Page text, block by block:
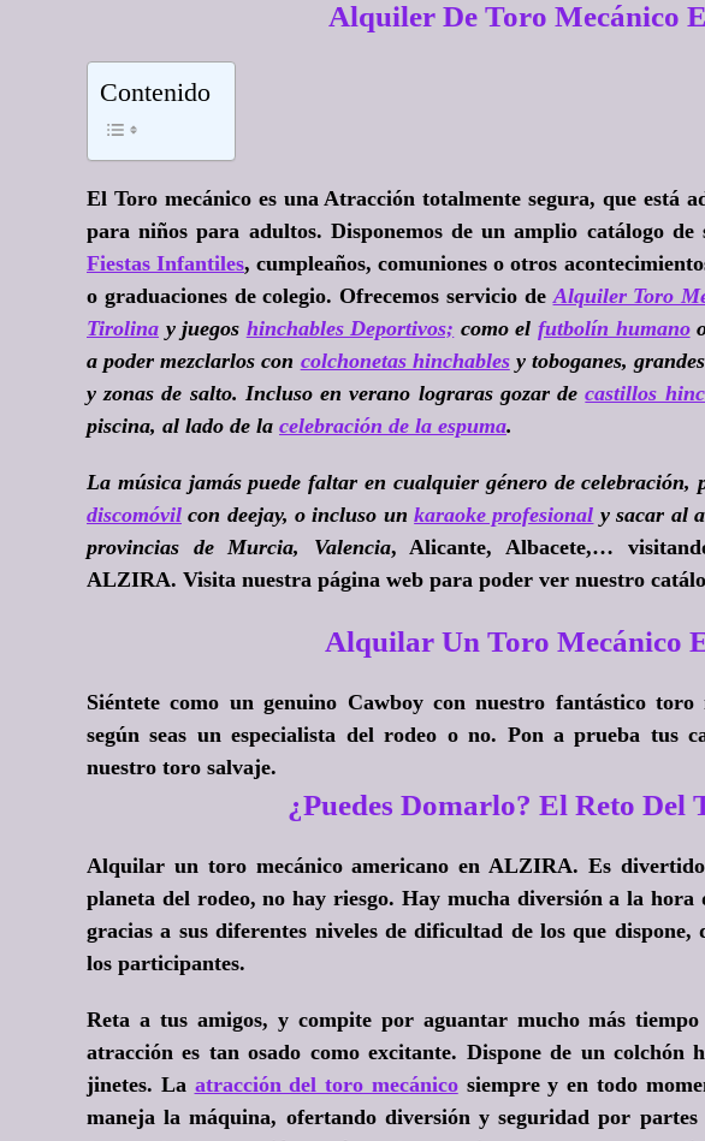
Alquiler De Toro Mecánico
Contenido
El Toro mecánico es una Atracción totalmente segura, que está
para niños para adultos. Disponemos de un amplio catálogo de
Fiestas Infantiles, cumpleaños, comuniones o otros
o graduaciones de colegio. Ofrecemos servicio de Alquiler Toro
Tirolina y juegos hinchables Deportivos; como elfutbolín humano
a poder mezclarlos con colchonetas hinchablesy toboganes,
y zonas de salto. Incluso en verano lograras gozar decastillos
piscina, al lado de la celebración de la espuma.
La música jamás puede faltar en cualquier género de celebración,
discomóvil con deejay, o incluso unkaraoke profesional y sacar al
provincias de Murcia, Valencia, Alicante, Albacete,…
ALZIRA. Visita nuestra página web para poder ver nuestro
Alquilar Un Toro Mecánico
Siéntete como un genuino Cawboy con nuestro fantástico toro
según seas un especialista del rodeo o no. Pon a prueba tus
nuestro toro salvaje.
¿Puedes Domarlo? El Reto Del
Alquilar un toro mecánico americano en ALZIRA. Es
planeta del rodeo, no hay riesgo. Hay mucha diversión a la
gracias a sus diferentes niveles de dificultad de los que
los participantes.
Reta a tus amigos, y compite por aguantar mucho más
atracción es tan osado como excitante. Dispone de un colchón
jinetes. La atracción del toro mecánicosiempre y en todo
maneja la máquina, ofertando diversión y seguridad por